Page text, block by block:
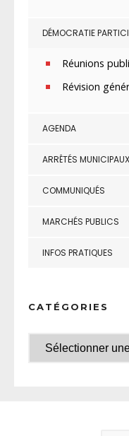
DÉMOCRATIE
Réunions
Révision
AGENDA
ARRÊTÉS MUNICIPAUX
COMMUNIQUÉS
MARCHÉS PUBLICS
INFOS PRATIQUES
CATÉGORIES